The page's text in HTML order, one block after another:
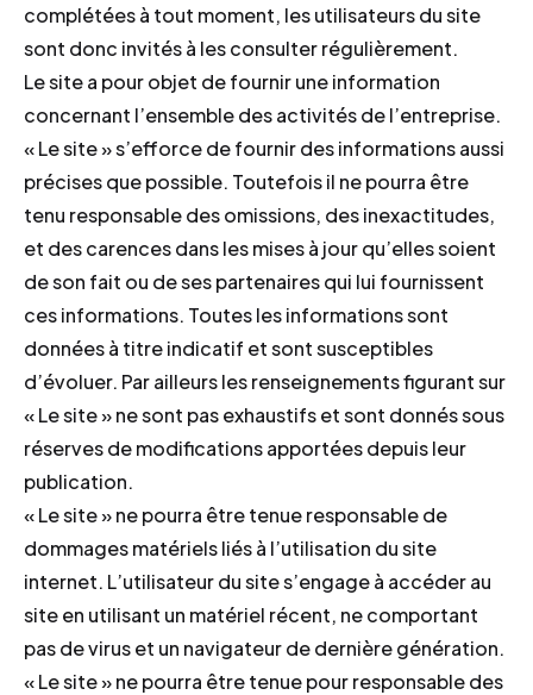
complétées à tout moment, les utilisateurs du site
sont donc invités à les consulter régulièrement.
Le site a pour objet de fournir une information
concernant l’ensemble des activités de l’entreprise.
« Le site » s’efforce de fournir des informations aussi
précises que possible. Toutefois il ne pourra être
tenu responsable des omissions, des inexactitudes,
et des carences dans les mises à jour qu’elles soient
de son fait ou de ses partenaires qui lui fournissent
ces informations. Toutes les informations sont
données à titre indicatif et sont susceptibles
d’évoluer. Par ailleurs les renseignements figurant sur
« Le site » ne sont pas exhaustifs et sont donnés sous
réserves de modifications apportées depuis leur
publication.
« Le site » ne pourra être tenue responsable de
dommages matériels liés à l’utilisation du site
internet. L’utilisateur du site s’engage à accéder au
site en utilisant un matériel récent, ne comportant
pas de virus et un navigateur de dernière génération.
« Le site » ne pourra être tenue pour responsable des